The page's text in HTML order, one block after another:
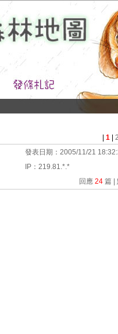
1 2
發表日期： 2005/11/21
IP ： 219.81.*.*
回應 24 篇 |